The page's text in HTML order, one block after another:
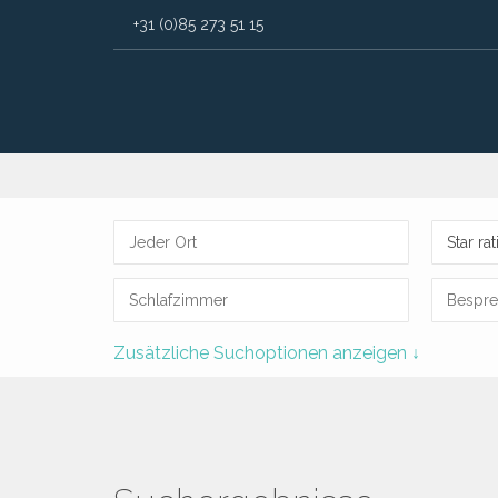
+31 (0)85 273 51 15
Star
Zusätzliche Suchoptionen anzeigen ↓